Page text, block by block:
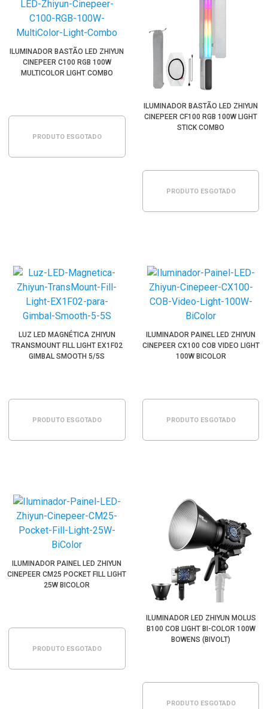
ILUMINADOR BASTÃO LED ZHIYUN
CINEPEER C100 RGB 100W
MULTICOLOR LIGHT COMBO
PRODUTO ESGOTADO
ILUMINADOR BASTÃO LED ZHIYUN
CINEPEER CF100 RGB 100W LIGHT
STICK COMBO
PRODUTO ESGOTADO
LUZ LED MAGNÉTICA ZHIYUN
TRANSMOUNT FILL LIGHT EX1F02
GIMBAL SMOOTH 5/5S
PRODUTO ESGOTADO
ILUMINADOR PAINEL LED ZHIYUN
CINEPEER CX100 COB VIDEO LIGHT
100W BICOLOR
PRODUTO ESGOTADO
ILUMINADOR PAINEL LED ZHIYUN
CINEPEER CM25 POCKET FILL LIGHT
25W BICOLOR
PRODUTO ESGOTADO
ILUMINADOR LED ZHIYUN MOLUS
B100 COB LIGHT BI-COLOR 100W
BOWENS (BIVOLT)
PRODUTO ESGOTADO